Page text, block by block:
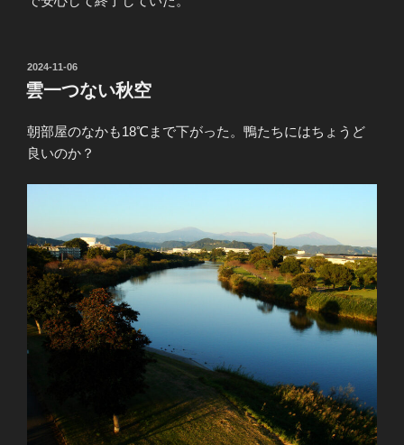
投
稿
日:
2024-11-06
雲一つない秋空
朝部屋のなかも18℃まで下がった。鴨たちにはちょうど
良いのか？